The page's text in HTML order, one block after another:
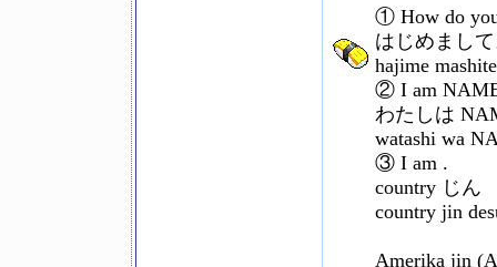
① How do
はじめまし
hajime mashite
② I am
わたしは
watashi wa
③ I am .
country じ
country jin
Amerika jin